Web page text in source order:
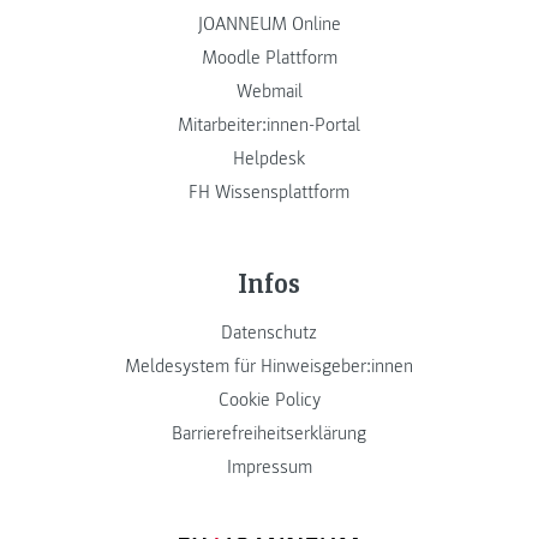
JOANNEUM Online
Moodle Plattform
Webmail
Mitarbeiter:innen-Portal
Helpdesk
FH Wissensplattform
Infos
Datenschutz
Meldesystem für Hinweisgeber:innen
Cookie Policy
Barrierefreiheitserklärung
Impressum